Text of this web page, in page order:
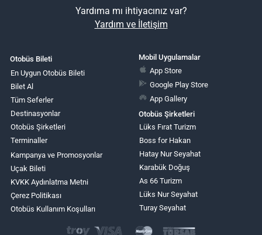
Yardıma mı ihtiyacınız var?
Yardım ve İletişim
Otobüs Bileti
En Uygun Otobüs Bileti
Bilet Al
Tüm Seferler
Destinasyonlar
Otobüs Şirketleri
Terminaller
Kampanya ve Promosyonlar
Uçak Bileti
KVKK Aydınlatma Metni
Çerez Politikası
Otobüs Kullanım Koşulları
Mobil Uygulamalar
App Store
Google Play Store
App Gallery
Otobüs Şirketleri
Lüks Fırat Turizm
Boss for Hakan
Hatay Nur Seyahat
Karabük Doğuş
As 66 Turizm
Lüks Nur Seyahat
Turay Seyahat